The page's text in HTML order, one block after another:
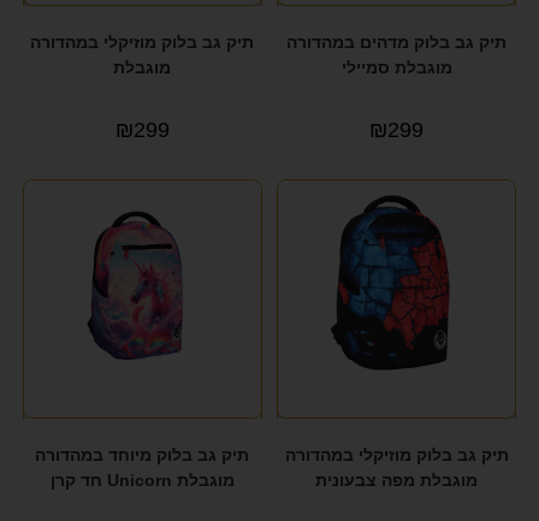
תיק גב בלוק מדהים במהדורה
מוגבלת סמיילי
₪299
תיק גב בלוק מוזיקלי במהדורה
מוגבלת
₪299
תיק גב בלוק מוזיקלי במהדורה
מוגבלת מפה צבעונית
תיק גב בלוק מיוחד במהדורה
מוגבלת Unicorn חד קרן